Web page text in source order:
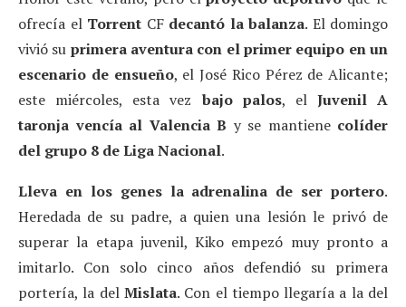
ofrecía el Torrent CF decantó la balanza. El domingo
vivió su primera aventura con el primer equipo en un
escenario de ensueño, el José Rico Pérez de Alicante;
este miércoles, esta vez bajo palos, el Juvenil A
taronja vencía al Valencia B y se mantiene colíder
del grupo 8 de Liga Nacional.
Lleva en los genes la adrenalina de ser portero.
Heredada de su padre, a quien una lesión le privó de
superar la etapa juvenil, Kiko empezó muy pronto a
imitarlo. Con solo cinco años defendió su primera
portería, la del Mislata. Con el tiempo llegaría a la del